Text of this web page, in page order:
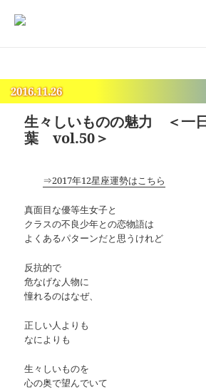
2016.11.26
生々しいものの魅力 ＜一
葉 vol.50＞
⇒2017年12星座運勢はこちら
真面目な優等生女子と
クラスの不良少年との恋物語は
よくあるパターンだと思うけれど
反抗的で
危なげな人物に
憧れるのはなぜ、
正しい人よりも
なによりも
生々しいものを
心の奥で望んでいて